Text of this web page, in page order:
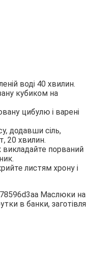
воді 40 хвилин.
кубиком на
цибулю і варені
додавши сіль,
20 хвилин.
викладайте порваний
листям хрону і